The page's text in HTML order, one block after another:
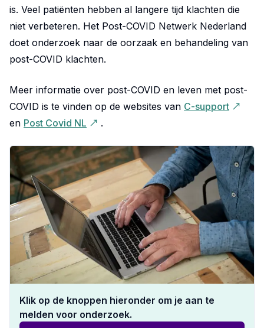
is. Veel patiënten hebben al langere tijd klachten die
niet verbeteren. Het Post-COVID Netwerk Nederland
doet onderzoek naar de oorzaak en behandeling van
post-COVID klachten.
Meer informatie over post-COVID en leven met post-
COVID is te vinden op de websites van C-support
en Post Covid NL .
Klik op de knoppen hieronder om je aan te
melden voor onderzoek.